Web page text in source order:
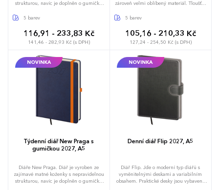
strukturou, navíc je doplněn o gumičku
ke struktuře materiálu je vhodná pro
však razit drobné texty, které mohou při
ražbě zaniknout. Diář obsahuje: osobní
údaje, plánovač dovolené (měsíční
předvolby, státní svátky České a Slovenské
republiky, mezinárodní svátky, roční
5 barev
116,91 - 233,83 Kč
141,46 - 282,93 Kč (s DPH)
zároveň velmi oblíbený materiál. Tloušťka
perfektních výsledků při sleporažbě bez
plánovač dovolené (měsíční přehled),
plánovací kalendář, telefonní předvolby,
státní svátky České a Slovenské republiky,
layout, adresář, mapa Evropy a České a
Slovenské republiky
5 barev
105,16 - 210,33 Kč
127,24 - 254,50 Kč (s DPH)
NOVINKA
Týdenní diář New Praga s
gumičkou 2027, A5
Diáře New Praga. Diář je vyroben ze
zajímavé matné koženky s nepravidelnou
strukturou, navíc je doplněn o gumičku
NOVINKA
Denní diář Flip 2027, A5
Diář Flip. Jde o moderní typ diářů s
vyměnitelnými deskami a variabilním
obsahem. Praktické desky jsou vybaveny